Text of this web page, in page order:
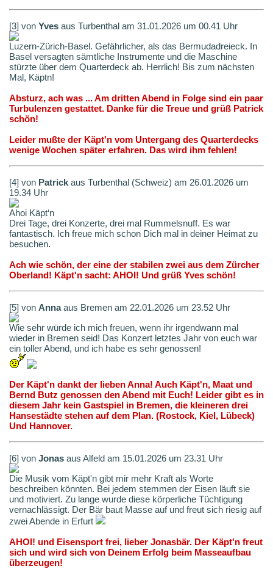
[3] von Yves aus Turbenthal am 31.01.2026 um 00.41 Uhr
Luzern-Zürich-Basel. Gefährlicher, als das Bermudadreieck. In
Basel versagten sämtliche Instrumente und die Maschine
stürzte über dem Quarterdeck ab. Herrlich! Bis zum nächsten
Mal, Käptn!
Absturz, ach was ... Am dritten Abend in Folge sind ein paar
Turbulenzen gestattet. Danke für die Treue und grüß Patrick
schön!
Leider mußte der Käpt'n vom Untergang des Quarterdecks
wenige Wochen später erfahren. Das wird ihm fehlen!
[4] von Patrick aus Turbenthal (Schweiz) am 26.01.2026 um
19.34 Uhr
Ahoi Käpt‘n
Drei Tage, drei Konzerte, drei mal Rummelsnuff. Es war
fantastisch. Ich freue mich schon Dich mal in deiner Heimat zu
besuchen.
Ach wie schön, der eine der stabilen zwei aus dem Zürcher
Oberland! Käpt'n sacht: AHOI! Und grüß Yves schön!
[5] von Annaaus Bremen am 22.01.2026 um 23.52 Uhr
Wie sehr würde ich mich freuen, wenn ihr irgendwann mal
wieder in Bremen seid! Das Konzert letztes Jahr von euch war
ein toller Abend, und ich habe es sehr genossen!
Der Käpt'n dankt der lieben Anna! Auch Käpt'n, Maat und
Bernd Butz genossen den Abend mit Euch! Leider gibt es in
diesem Jahr kein Gastspiel in Bremen, die kleineren drei
Hansestädte stehen auf dem Plan. (Rostock, Kiel, Lübeck)
Und Hannover.
[6] von Jonas aus Alfeld am 15.01.2026 um 23.31 Uhr
Die Musik vom Käpt'n gibt mir mehr Kraft als Worte
beschreiben könnten. Bei jedem stemmen der Eisen läuft sie
und motiviert. Zu lange wurde diese körperliche Tüchtigung
vernachlässigt. Der Bär baut Masse auf und freut sich riesig auf
zwei Abende in Erfurt
AHOI! und Eisensport frei, lieber Jonasbär. Der Käpt'n freut
sich und wird sich von Deinem Erfolg beim Masseaufbau
überzeugen!